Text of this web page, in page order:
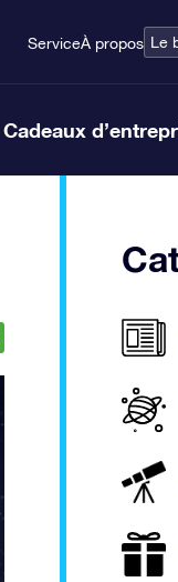
ServiceÀ propos Le
Cadeaux